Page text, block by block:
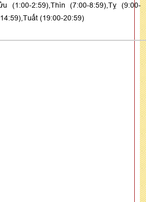
(1:00-2:59),Thìn (7:00-8:59),Tỵ (9:00-
(19:00-20:59)